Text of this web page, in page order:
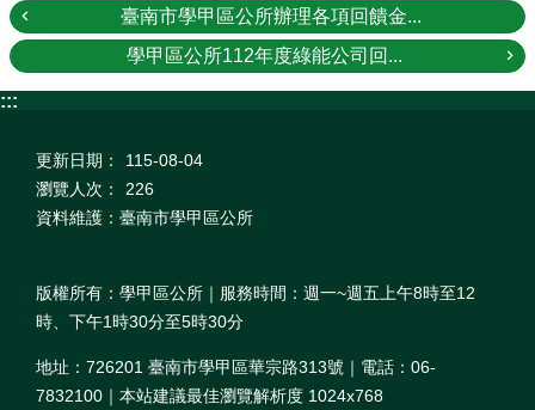
臺南市學甲區公所辦理各項回饋金...
學甲區公所112年度綠能公司回...
:::
更新日期：
115-08-04
瀏覽人次：
226
資料維護：臺南市學甲區公所
版權所有：學甲區公所｜服務時間：週一~週五上午8時至12
時、下午1時30分至5時30分
地址：726201 臺南市學甲區華宗路313號｜電話：06-
7832100｜本站建議最佳瀏覽解析度 1024x768